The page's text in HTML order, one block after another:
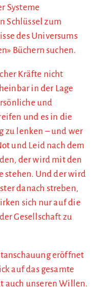
Systeme
Schlüssel zum
des Universums
Büchern suchen.
Kräfte nicht
in der Lage
und
und es in die
zu lenken – und wer
und Leid nach dem
der wird mit den
stehen. Und der wird
danach streben,
sich nur auf die
Gesellschaft zu
eröffnet
auf das gesamte
auch unseren Willen.